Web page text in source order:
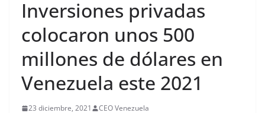
Inversiones privadas
colocaron unos 500
millones de dólares en
Venezuela este 2021
23 diciembre, 2021 CEO Venezuela